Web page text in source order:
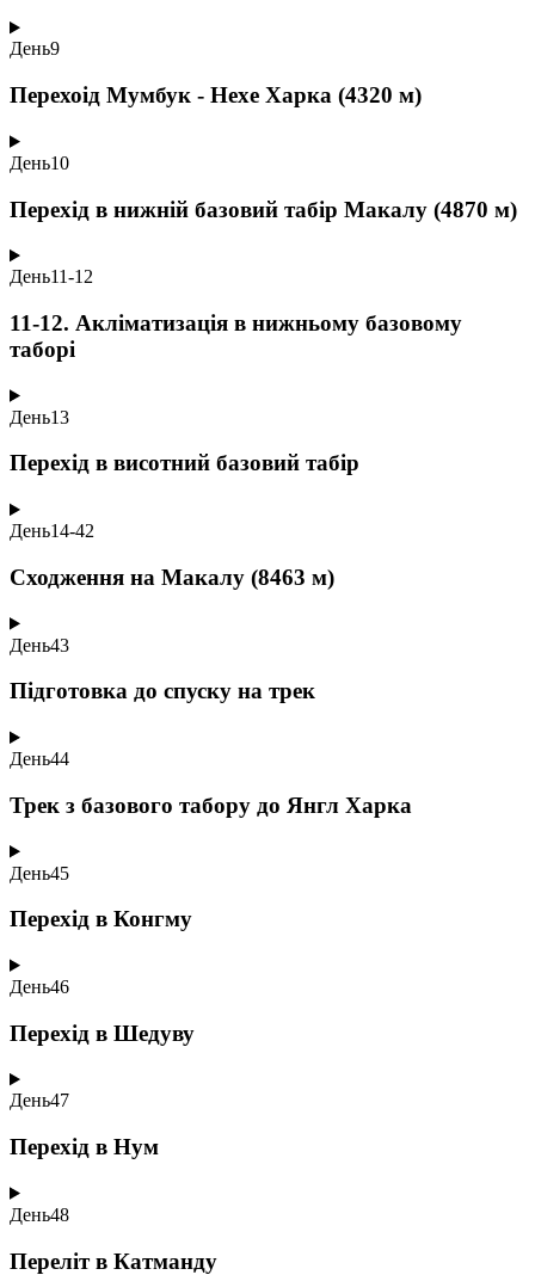
День9
Перехоід Мумбук - Нехе Харка (4320 м)
День10
Перехід в нижній базовий табір Макалу (4870 м)
День11-12
11-12. Акліматизація в нижньому базовому
таборі
День13
Перехід в висотний базовий табір
День14-42
Сходження на Макалу (8463 м)
День43
Підготовка до спуску на трек
День44
Трек з базового табору до Янгл Харка
День45
Перехід в Конгму
День46
Перехід в Шедуву
День47
Перехід в Нум
День48
Переліт в Катманду